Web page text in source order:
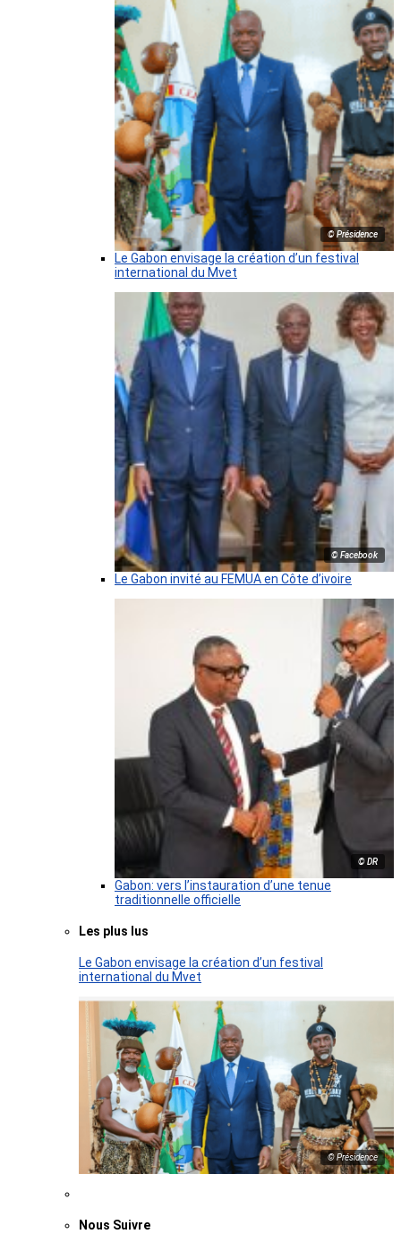
© Présidence
Le Gabon envisage la création d’un festival
international du Mvet
© Facebook
Le Gabon invité au FEMUA en Côte d’ivoire
© DR
Gabon: vers l’instauration d’une tenue
traditionnelle officielle
Les plus lus
Le Gabon envisage la création d’un festival
international du Mvet
© Présidence
Nous Suivre